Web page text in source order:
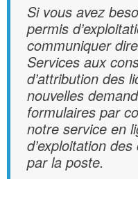
Si vous avez
permis
communiquer
Services aux
d’attribution des
nouvelles
formulaires par
notre service en
d’exploitation
par la poste.